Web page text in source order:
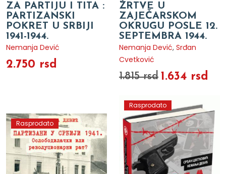
ZA PARTIJU I TITA :
PARTIZANSKI
POKRET U SRBIJI
1941-1944.
Nemanja Dević
2.750 rsd
ŽRTVE U
ZAJEČARSKOM
OKRUGU POSLE 12.
SEPTEMBRA 1944.
Nemanja Dević, Srđan
Cvetković
1.815 rsd 1.634 rsd
Rasprodato
Rasprodato